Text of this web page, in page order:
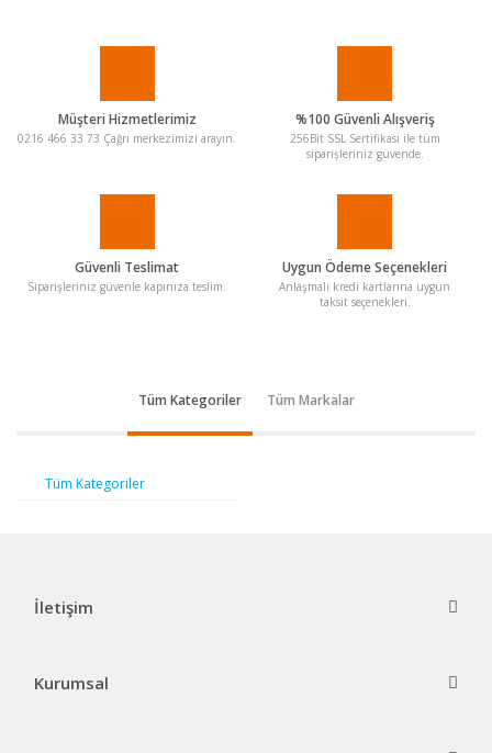
Müşteri Hizmetlerimiz
0216 466 33 73 Çağrı merkezimizi arayın.
%100 Güvenli Alışveriş
256Bit SSL Sertifikası ile tüm
siparişleriniz güvende.
Güvenli Teslimat
Siparişleriniz güvenle kapınıza teslim.
Uygun Ödeme Seçenekleri
Anlaşmalı kredi kartlarına uygun
taksit seçenekleri.
Tüm Kategoriler Tüm Markalar
Tüm Kategoriler
İletişim
Kurumsal